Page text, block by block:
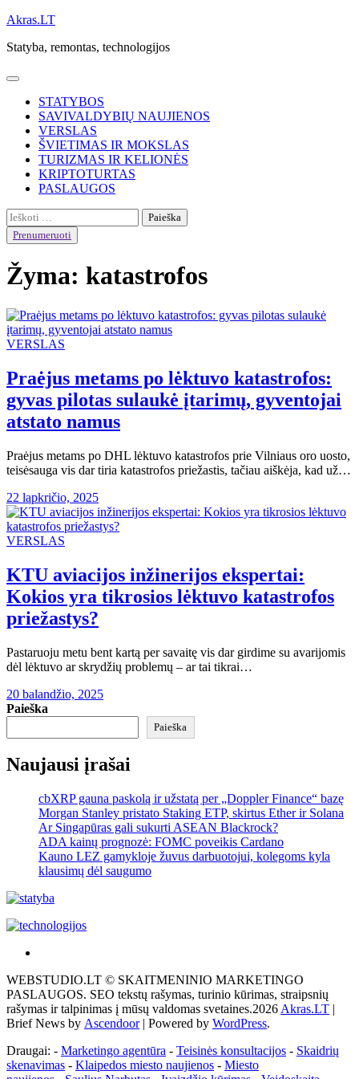
Skip
content
Akras.LT
Statyba, remontas, technologijos
STATYBOS
SAVIVALDYBIŲ NAUJIENOS
VERSLAS
ŠVIETIMAS IR MOKSLAS
TURIZMAS IR KELIONĖS
KRIPTOTURTAS
PASLAUGOS
Ieškoti:
Prenumeruoti
Žyma: katastrofos
VERSLAS
Praėjus metams po lėktuvo katastrofos:
gyvas pilotas sulaukė įtarimų, gyventojai
atstato namus
Praėjus metams po DHL lėktuvo katastrofos prie Vilniaus oro uosto,
teisėsauga vis dar tiria katastrofos priežastis, tačiau aiškėja, kad už…
22 lapkričio, 2025
VERSLAS
KTU aviacijos inžinerijos ekspertai:
Kokios yra tikrosios lėktuvo katastrofos
priežastys?
Pastaruoju metu bent kartą per savaitę vis dar girdime su avarijomis
dėl lėktuvo ar skrydžių problemų – ar tai tikrai…
20 balandžio, 2025
Paieška
Paieška
Naujausi įrašai
cbXRP gauna paskolą ir užstatą per „Doppler Finance“ bazę
Morgan Stanley pristato Staking ETP, skirtus Ether ir Solana
Ar Singapūras gali sukurti ASEAN Blackrock?
ADA kainų prognozė: FOMC poveikis Cardano
Kauno LEZ gamykloje žuvus darbuotojui, kolegoms kyla
klausimų dėl saugumo
tai
žemės
ploto
matavimo
Pagrindinis
WEBSTUDIO.LT © SKAITMENINIO MARKETINGO
PASLAUGOS. SEO tekstų rašymas, turinio kūrimas, straipsnių
rašymas ir talpinimas į mūsų valdomas svetaines.2026 Akras.LT |
Brief News by Ascendoor| Powered by WordPress.
Draugai: - Marketingo agentūra - Teisinės konsultacijos - Skaidrių
skenavimas - Klaipedos miesto naujienos - Miesto